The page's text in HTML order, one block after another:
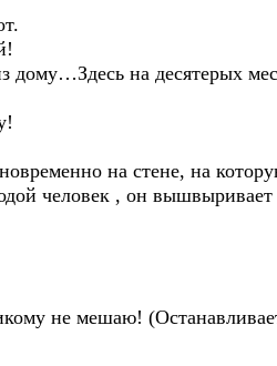
дому…Здесь на десятерых
на стене, на
человек , он вышвыривает
не мешаю!